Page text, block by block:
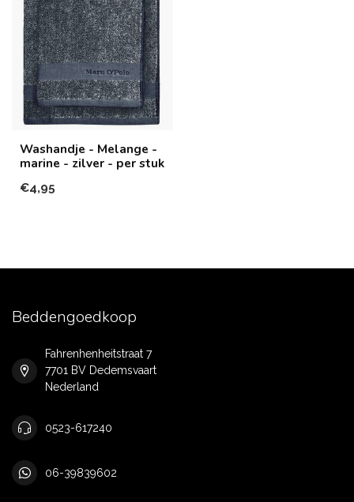
Washandje - Melange -
marine - zilver - per stuk
€4,95
Beddengoedkoop
Fahrenhenheitstraat 7
7701 BV Dedemsvaart
Nederland
0523-617240
06-39839602